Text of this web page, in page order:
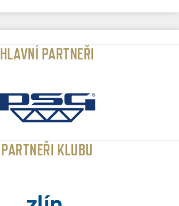
HLAVNÍ PARTNEŘI
PARTNEŘI KLUBU